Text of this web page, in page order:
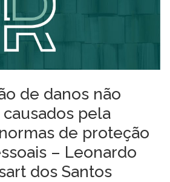
de danos não
pela
de proteção
– Leonardo
dos Santos